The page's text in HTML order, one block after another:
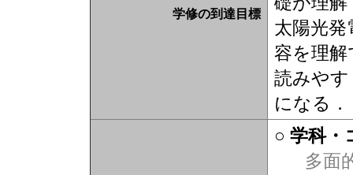
学修の到達目標
太陽光発
容を理
読みや
になる．
○ 学科・
多面